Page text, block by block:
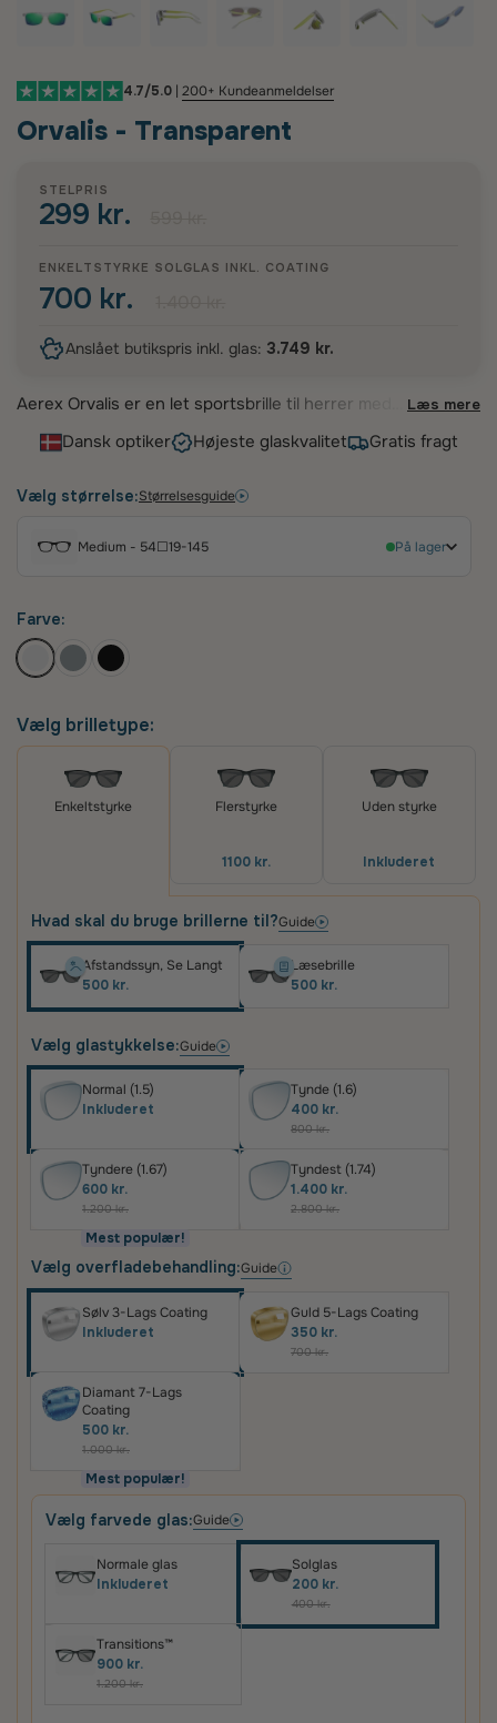
4.7/5.0 | 200+ Kundeanmeldelser
Orvalis - Transparent
STELPRIS
299 kr.
ENKELTSTYRKE SOLGLAS INKL. COATING
700 kr.
Anslået butikspris inkl. glas: 3.749 kr.
Aerex Orvalis er en let sportsbrille til herrer med
TR90‑stel giver høj fleksibilitet og
form sikrer et stabilt og moderne look til aktiv
Læs mere
Dansk optiker Højeste glaskvalitet Gratis fragt
Vælg størrelse:Størrelsesguide
Medium - 54☐19-145 På lager
Farve:
Vælg brilletype:
Enkeltstyrke Flerstyrke
1100 kr.
Uden styrke
Inkluderet
Hvad skal du bruge brillerne til?Guide
Afstandssyn, Se Langt
500 kr.
Læsebrille
500 kr.
Vælg glastykkelse:Guide
Normal (1.5)
Inkluderet
Tynde (1.6)
400 kr.
800 kr.
Tyndere (1.67)
600 kr.
1.200 kr.
Mest populær!
Tyndest (1.74)
1.400 kr.
2.800 kr.
Vælg overfladebehandling:Guide
Sølv 3-Lags Coating
Inkluderet
Guld 5-Lags Coating
350 kr.
700 kr.
Diamant 7-Lags
Coating
500 kr.
1.000 kr.
Mest populær!
Vælg farvede glas:Guide
Normale glas
Inkluderet
Solglas
200 kr.
400 kr.
Transitions™
900 kr.
1.200 kr.